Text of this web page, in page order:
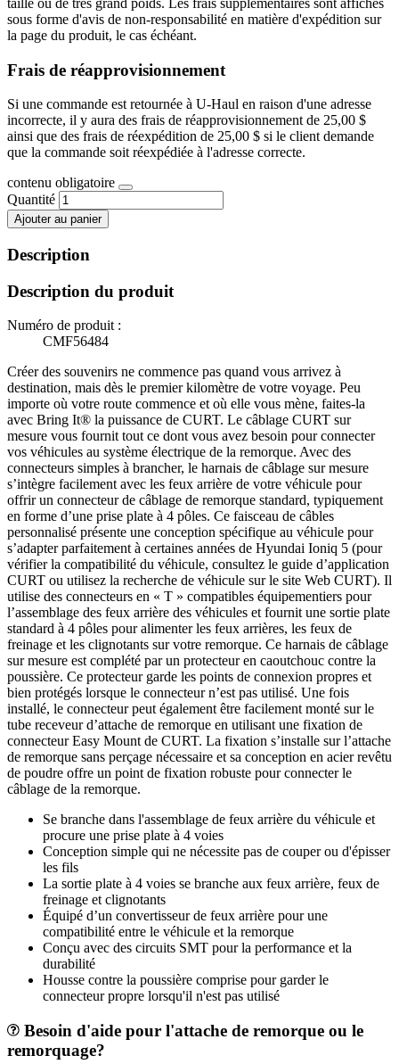
sous forme d'avis de non-responsabilité en matière d'expédition sur
la page du produit, le cas échéant.
Frais de réapprovisionnement
Si une commande est retournée à U-Haul en raison d'une adresse
incorrecte, il y aura des frais de réapprovisionnement de 25,00 $
ainsi que des frais de réexpédition de 25,00 $ si le client demande
que la commande soit réexpédiée à l'adresse correcte.
contenu obligatoire
Quantité
Ajouter au panier
Description
Description du produit
Numéro de produit :
CMF56484
Créer des souvenirs ne commence pas quand vous arrivez à
destination, mais dès le premier kilomètre de votre voyage. Peu
importe où votre route commence et où elle vous mène, faites-la
avec Bring It® la puissance de CURT. Le câblage CURT sur
mesure vous fournit tout ce dont vous avez besoin pour connecter
vos véhicules au système électrique de la remorque. Avec des
connecteurs simples à brancher, le harnais de câblage sur mesure
s’intègre facilement avec les feux arrière de votre véhicule pour
offrir un connecteur de câblage de remorque standard, typiquement
en forme d’une prise plate à 4 pôles. Ce faisceau de câbles
personnalisé présente une conception spécifique au véhicule pour
s’adapter parfaitement à certaines années de Hyundai Ioniq 5 (pour
vérifier la compatibilité du véhicule, consultez le guide d’application
CURT ou utilisez la recherche de véhicule sur le site Web CURT). Il
utilise des connecteurs en « T » compatibles équipementiers pour
l’assemblage des feux arrière des véhicules et fournit une sortie plate
standard à 4 pôles pour alimenter les feux arrières, les feux de
freinage et les clignotants sur votre remorque. Ce harnais de câblage
sur mesure est complété par un protecteur en caoutchouc contre la
poussière. Ce protecteur garde les points de connexion propres et
bien protégés lorsque le connecteur n’est pas utilisé. Une fois
installé, le connecteur peut également être facilement monté sur le
tube receveur d’attache de remorque en utilisant une fixation de
connecteur Easy Mount de CURT. La fixation s’installe sur l’attache
de remorque sans perçage nécessaire et sa conception en acier revêtu
de poudre offre un point de fixation robuste pour connecter le
câblage de la remorque.
Se branche dans l'assemblage de feux arrière du véhicule et
procure une prise plate à 4 voies
Conception simple qui ne nécessite pas de couper ou d'épisser
les fils
La sortie plate à 4 voies se branche aux feux arrière, feux de
freinage et clignotants
Équipé d’un convertisseur de feux arrière pour une
compatibilité entre le véhicule et la remorque
Conçu avec des circuits SMT pour la performance et la
durabilité
Housse contre la poussière comprise pour garder le
connecteur propre lorsqu'il n'est pas utilisé
Besoin d'aide pour l'attache de remorque ou le
remorquage?